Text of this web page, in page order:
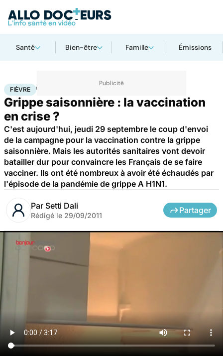
Santé Bien-être Famille Émissions
AccueilSanté Fièvre
FIÈVRE
Grippe saisonnière : la vaccination
en crise ?
C'est aujourd'hui, jeudi 29 septembre le coup d'envoi
de la campagne pour la vaccination contre la grippe
saisonnière. Mais les autorités sanitaires vont devoir
batailler dur pour convaincre les Français de se faire
vacciner. Ils ont été nombreux à avoir été échaudés par
l'épisode de la pandémie de grippe A H1N1.
Par Setti Dali
Rédigé le 29/09/2011
Partager